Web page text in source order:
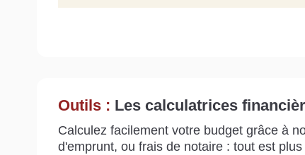
Outils : Les calculatrices
Calculez facilement votre budget grâce à
d'emprunt, ou frais de notaire : tout est plus